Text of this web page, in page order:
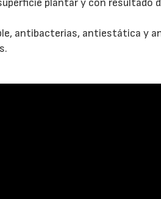
plantar y con resultado
antibacterias, antiestática y